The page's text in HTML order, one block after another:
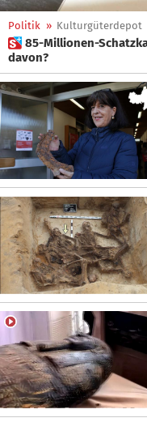
Politik » Kulturgüterdepot
 85-Millionen-Schatzkammer für Südtirol: Was halten Sie
davon?